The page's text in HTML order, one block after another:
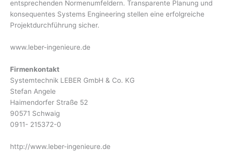
entsprechenden Normenumfeldern. Transparente Planung und
konsequentes Systems Engineering stellen eine erfolgreiche
Projektdurchführung sicher.
www.leber-ingenieure.de
Firmenkontakt
Systemtechnik LEBER GmbH & Co. KG
Stefan Angele
Haimendorfer Straße 52
90571 Schwaig
0911- 215372-0
http://www.leber-ingenieure.de